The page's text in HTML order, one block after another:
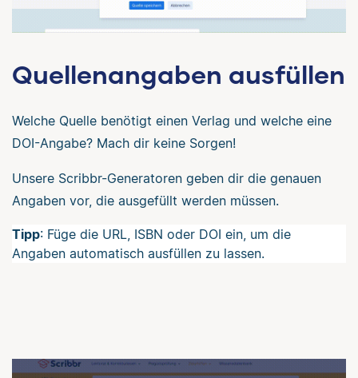
Quellenangaben ausfüllen
Welche Quelle benötigt einen Verlag und welche eine
DOI-Angabe? Mach dir keine Sorgen!
Unsere Scribbr-Generatoren geben dir die genauen
Angaben vor, die ausgefüllt werden müssen.
Tipp: Füge die URL, ISBN oder DOI ein, um die
Angaben automatisch ausfüllen zu lassen.